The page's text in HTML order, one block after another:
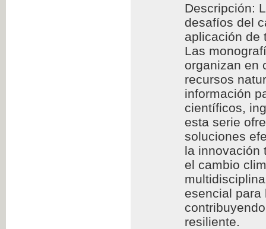
Descripción:
desafíos del
aplicación de
Las
organizan en
recursos
información
científicos,
esta serie
soluciones
la innovación
el cambio
esencial para
resiliente.